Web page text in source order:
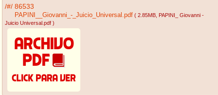
/#/ 86533
PAPINI__Giovanni_-_Juicio_Universal.pdf ( 2.85MB , PAPINI_ Giovanni -
Juicio Universal.pdf )